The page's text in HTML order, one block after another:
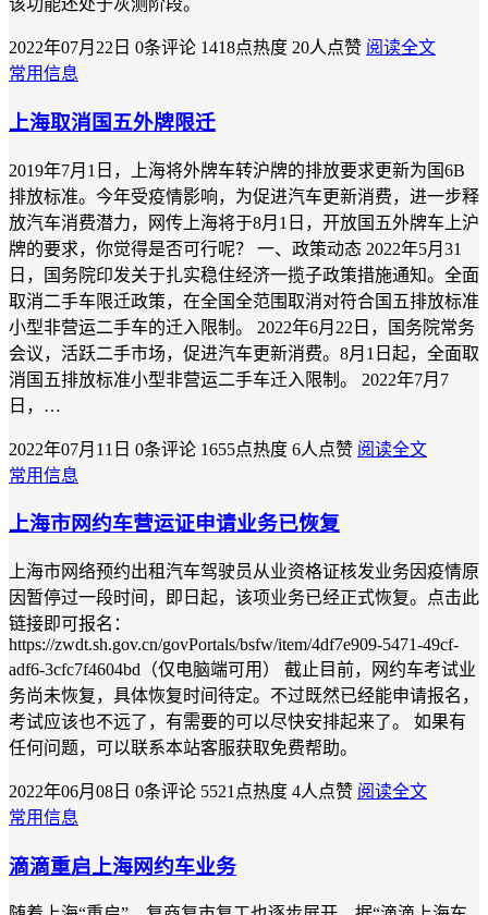
该功能还处于灰测阶段。
2022年07月22日 0条评论 1418点热度 20人点赞 阅读全文
常用信息
上海取消国五外牌限迁
2019年7月1日，上海将外牌车转沪牌的排放要求更新为国6B
排放标准。今年受疫情影响，为促进汽车更新消费，进一步释
放汽车消费潜力，网传上海将于8月1日，开放国五外牌车上沪
牌的要求，你觉得是否可行呢？ 一、政策动态 2022年5月31
日，国务院印发关于扎实稳住经济一揽子政策措施通知。全面
取消二手车限迁政策，在全国全范围取消对符合国五排放标准
小型非营运二手车的迁入限制。 2022年6月22日，国务院常务
会议，活跃二手市场，促进汽车更新消费。8月1日起，全面取
消国五排放标准小型非营运二手车迁入限制。 2022年7月7
日，…
2022年07月11日 0条评论 1655点热度 6人点赞 阅读全文
常用信息
上海市网约车营运证申请业务已恢复
上海市网络预约出租汽车驾驶员从业资格证核发业务因疫情原
因暂停过一段时间，即日起，该项业务已经正式恢复。点击此
链接即可报名：
https://zwdt.sh.gov.cn/govPortals/bsfw/item/4df7e909-5471-49cf-
adf6-3cfc7f4604bd（仅电脑端可用） 截止目前，网约车考试业
务尚未恢复，具体恢复时间待定。不过既然已经能申请报名，
考试应该也不远了，有需要的可以尽快安排起来了。 如果有
任何问题，可以联系本站客服获取免费帮助。
2022年06月08日 0条评论 5521点热度 4人点赞 阅读全文
常用信息
滴滴重启上海网约车业务